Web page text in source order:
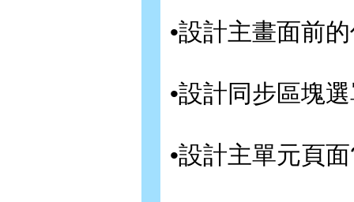
•設計主畫面前
•設計同步區塊
•設計主單元頁